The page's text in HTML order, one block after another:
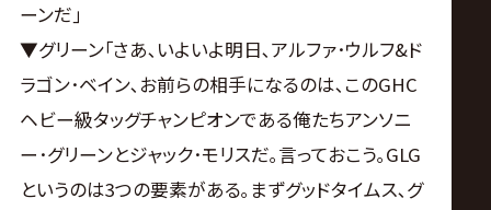
ーンだ｣
▼グリーン｢さあ､いよいよ明日､アルファ･ウルフ&ド
ラゴン･ベイン､お前らの相手になるのは､このGHC
ヘビー級タッグチャンピオンである俺たちアンソニ
ー･グリーンとジャック･モリスだ｡言っておこう｡GLG
というのは3つの要素がある｡まずグッドタイムス､グ